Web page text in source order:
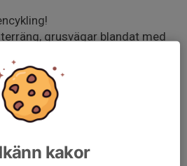
grusvägar blandat med
i slutet av rundan.
sprätt.
kakor